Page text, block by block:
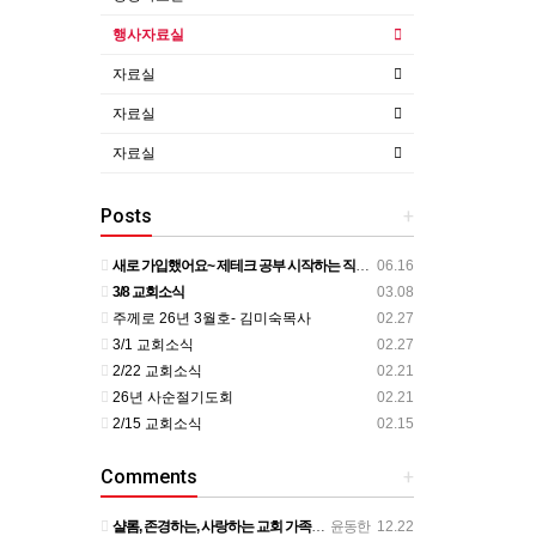
행사자료실
자료실
자료실
자료실
+
Posts
06.16
새로 가입했어요~ 제테크 공부 시작하는 직장인 가입인사 올립니다. !!!
03.08
3/8 교회소식
02.27
주께로 26년 3월호- 김미숙목사
02.27
3/1 교회소식
02.21
2/22 교회소식
02.21
26년 사순절기도회
02.15
2/15 교회소식
+
Comments
윤동한 12.22
샬롬, 존경하는, 사랑하는 교회 가족 여러분께 이렇게 제 개인적인 사정을 전하게 되어 마음이 무겁습니다. 부…